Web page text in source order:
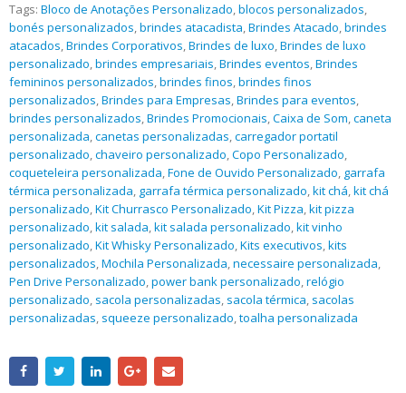
Tags: Bloco de Anotações Personalizado,blocos personalizados,
bonés personalizados,brindes atacadista,Brindes Atacado,brindes
atacados,Brindes Corporativos,Brindes de luxo,Brindes de luxo
personalizado,brindes empresariais,Brindes eventos,Brindes
femininos personalizados,brindes finos,brindes finos
personalizados,Brindes para Empresas,Brindes para eventos,
brindes personalizados,Brindes Promocionais,Caixa de Som,caneta
personalizada,canetas personalizadas,carregador portatil
personalizado,chaveiro personalizado,Copo Personalizado,
coqueteleira personalizada,Fone de Ouvido Personalizado, garrafa
térmica personalizada, garrafa térmica personalizado,kit chá,kit chá
personalizado,Kit Churrasco Personalizado,Kit Pizza,kit pizza
personalizado,kit salada,kit salada personalizado,kit vinho
personalizado,Kit Whisky Personalizado,Kits executivos,kits
personalizados,Mochila Personalizada,necessaire personalizada,
Pen Drive Personalizado,power bank personalizado,relógio
personalizado, sacola personalizadas, sacola térmica, sacolas
personalizadas, squeeze personalizado,toalha personalizada